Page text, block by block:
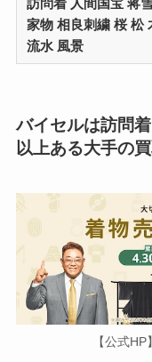
家物 相良刺繍 桜 松
流水 風景
バイセルは訪問
以上ある大手の
【公式